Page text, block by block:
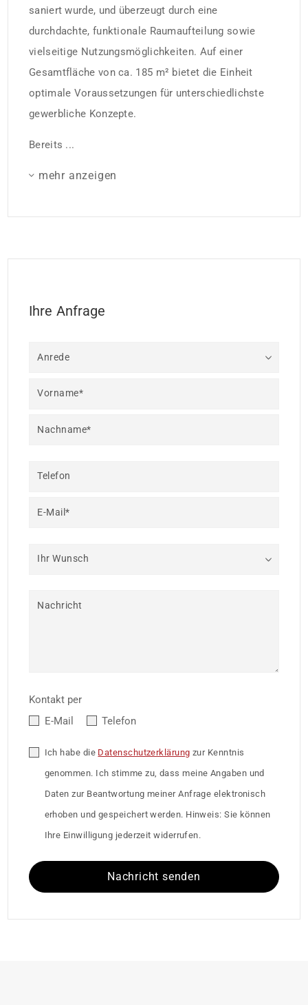
saniert wurde, und überzeugt durch eine
durchdachte, funktionale Raumaufteilung sowie
vielseitige Nutzungsmöglichkeiten. Auf einer
Gesamtfläche von ca. 185 m² bietet die Einheit
optimale Voraussetzungen für unterschiedlichste
gewerbliche Konzepte.
Bereits ...
mehr anzeigen
Ihre Anfrage
Anrede
Vorname*
Nachname*
Telefon
E-Mail*
Ihr Wunsch
Nachricht
Kontakt per
E-Mail
Telefon
Ich habe die Datenschutzerklärung zur Kenntnis
genommen. Ich stimme zu, dass meine Angaben und
Daten zur Beantwortung meiner Anfrage elektronisch
erhoben und gespeichert werden. Hinweis: Sie können
Ihre Einwilligung jederzeit widerrufen.
Nachricht senden